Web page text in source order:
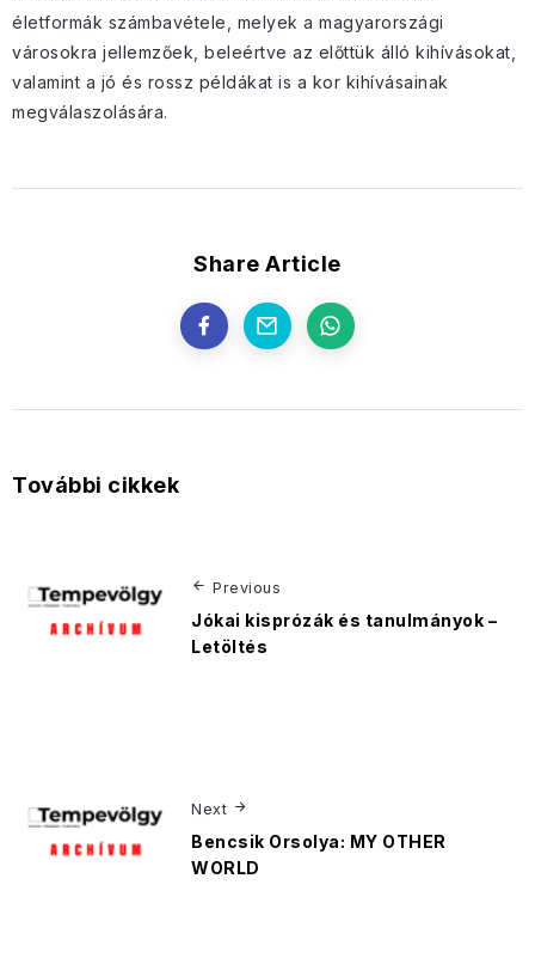
életformák számbavétele, melyek a magyarországi
városokra jellemzőek, beleértve az előttük álló kihívásokat,
valamint a jó és rossz példákat is a kor kihívásainak
megválaszolására.
Share Article
További cikkek
Previous
Jókai kisprózák és tanulmányok –
Letöltés
Next
Bencsik Orsolya: MY OTHER
WORLD